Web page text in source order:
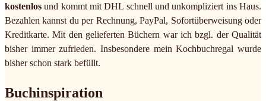
kostenlos und kommt mit DHL schnell und unkompliziert ins Haus.
Bezahlen kannst du per Rechnung, PayPal, Sofortüberweisung oder
Kreditkarte. Mit den gelieferten Büchern war ich bzgl. der Qualität
bisher immer zufrieden. Insbesondere mein Kochbuchregal wurde
bisher schon stark befüllt.
Buchinspiration